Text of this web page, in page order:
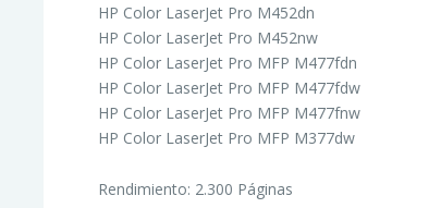
HP Color LaserJet Pro M452dn
HP Color LaserJet Pro M452nw
HP Color LaserJet Pro MFP M477fdn
HP Color LaserJet Pro MFP M477fdw
HP Color LaserJet Pro MFP M477fnw
HP Color LaserJet Pro MFP M377dw
Rendimiento: 2.300 Páginas